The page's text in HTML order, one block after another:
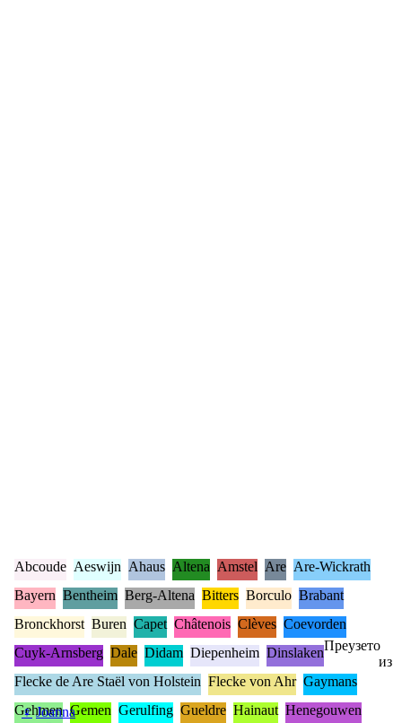
♀ Joanna
Abcoude Aeswijn Ahaus Altena Amstel Are Are-Wickrath
Bayern Bentheim Berg-Altena Bitters Borculo Brabant
Bronckhorst Buren Capet Châtenois Clèves Coevorden
Cuyk-Arnsberg Dale Didam Diepenheim Dinslaken
Flecke de Are Staël von Holstein Flecke von Ahr Gaymans
Gehmen Gemen Gerulfing Gueldre Hainaut Henegouwen
Преузето
из